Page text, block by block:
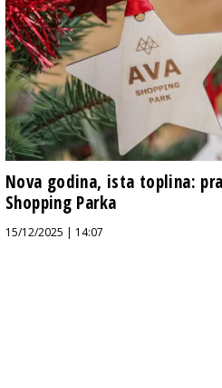
Nova godina, ista toplina:
Shopping Parka
15/12/2025 | 14:07